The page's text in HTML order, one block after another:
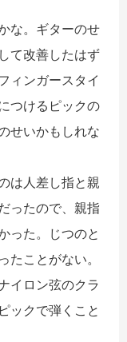
な。ギターのせ
て改善したはず
ィンガースタイ
つけるピックの
せいかもしれな
は人差し指と親
ったので、親指
った。じつのと
たことがない。
イロン弦のクラ
ックで弾くこと